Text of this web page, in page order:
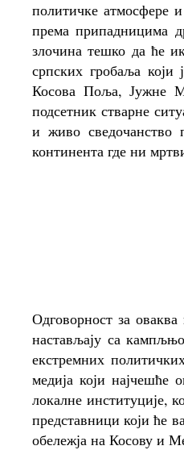
политичке атмосфере
према припадницима
злочина тешко да ће
српских гробаља
Косова Поља, Јужне
подсетник стварне
и живо сведочанство
континента где ни
Одговорност за
настављају са
екстремних
медија који најчешће
локалне институције,
представници који ће
обележја на Косову и